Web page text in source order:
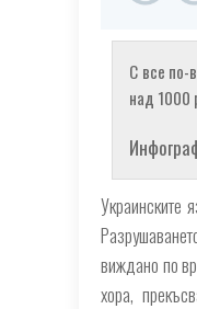
С все по-
над 1000
Украинските
виждано по
хора,